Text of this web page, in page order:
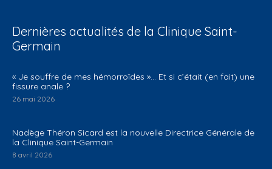
Dernières actualités de la Clinique Saint-
Germain
​« Je souffre de mes hémorroïdes »… Et si c’était (en fait) une
fissure anale ?
26 mai 2026
Nadège Théron Sicard est la nouvelle Directrice Générale de
la Clinique Saint-Germain
8 avril 2026